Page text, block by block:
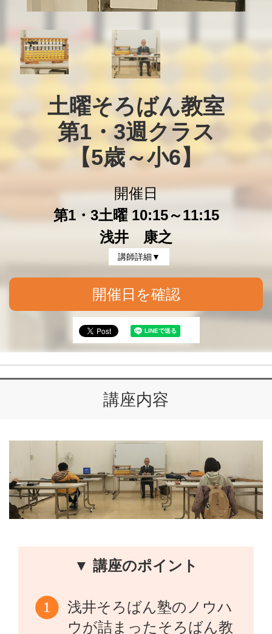
土曜そろばん教室
第1・3週クラス
【5歳～小6】
開催日
第1・3土曜 10:15～11:15
浅井 康之
講師詳細▼
開催日を確認
講座内容
▼ 講座のポイント
浅井そろばん塾のノウハ
ウが詰まったそろばん教